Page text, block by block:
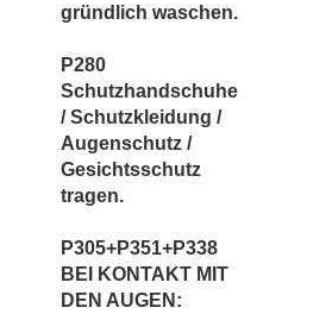
gründlich waschen.
P280
Schutzhandschuhe
/ Schutzkleidung /
Augenschutz /
Gesichtsschutz
tragen.
P305+P351+P338
BEI KONTAKT MIT
DEN AUGEN: